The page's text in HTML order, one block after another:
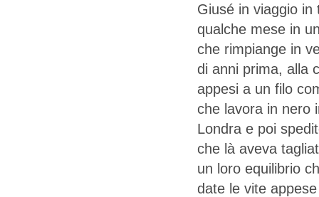
Giusé in viaggio
qualche mese in
che rimpiange in
di anni prima, alla
appesi a un filo
che lavora in nero
Londra e poi
che là aveva
un loro equilibrio
date le vite